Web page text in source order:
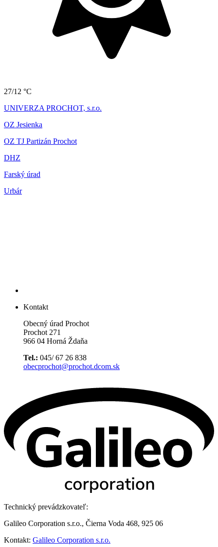
27/12 °C
UNIVERZA PROCHOT, s.r.o.
OZ Jesienka
OZ TJ Partizán Prochot
DHZ
Farský úrad
Urbár
Kontakt
Obecný úrad Prochot
Prochot 271
966 04 Horná Ždaňa
Tel.: 045/ 67 26 838
obecprochot@prochot.dcom.sk
Technický prevádzkovateľ:
Galileo Corporation s.r.o., Čierna Voda 468, 925 06
Kontakt: Galileo Corporation s.r.o.